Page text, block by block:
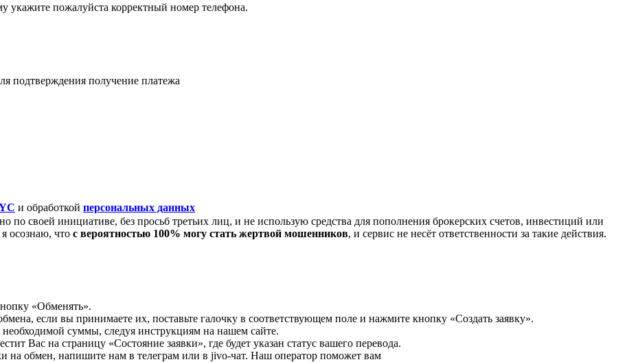
пожалуйста корректный номер телефона.
подтверждения получение платежа
и обработкой персональных данных
по своей инициативе, без просьб третьих лиц, и не использую средства для пополнения брокерских счетов, инвестиций или
осознаю, что с вероятностью 100% могу стать жертвой мошенников, и сервис не несёт ответственности за такие действия.
«Обменять».
если вы принимаете их, поставьте галочку в соответствующем поле и нажмите кнопку «Создать заявку».
суммы, следуя инструкциям на нашем сайте.
Вас на страницу «Состояние заявки», где будет указан статус вашего перевода.
на обмен, напишите нам в телеграм или в jivo-чат. Наш оператор поможет вам